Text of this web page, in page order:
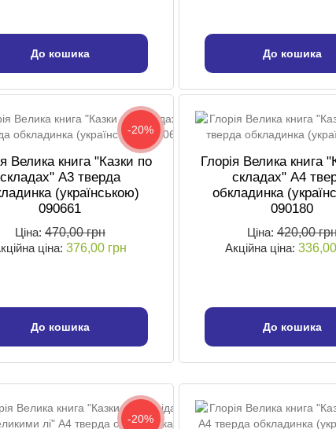
До кошика До кошика
-20%
Велика книга "Казки по
складах" А3 тверда
(українською)
090661
Ціна: 470,00 грн
ціна:376,00 грн
До кошика
Глорія Велика книга
складах" А4
обкладинка
090180
Ціна: 420,00
Акційна ціна:
До кошика
-20%